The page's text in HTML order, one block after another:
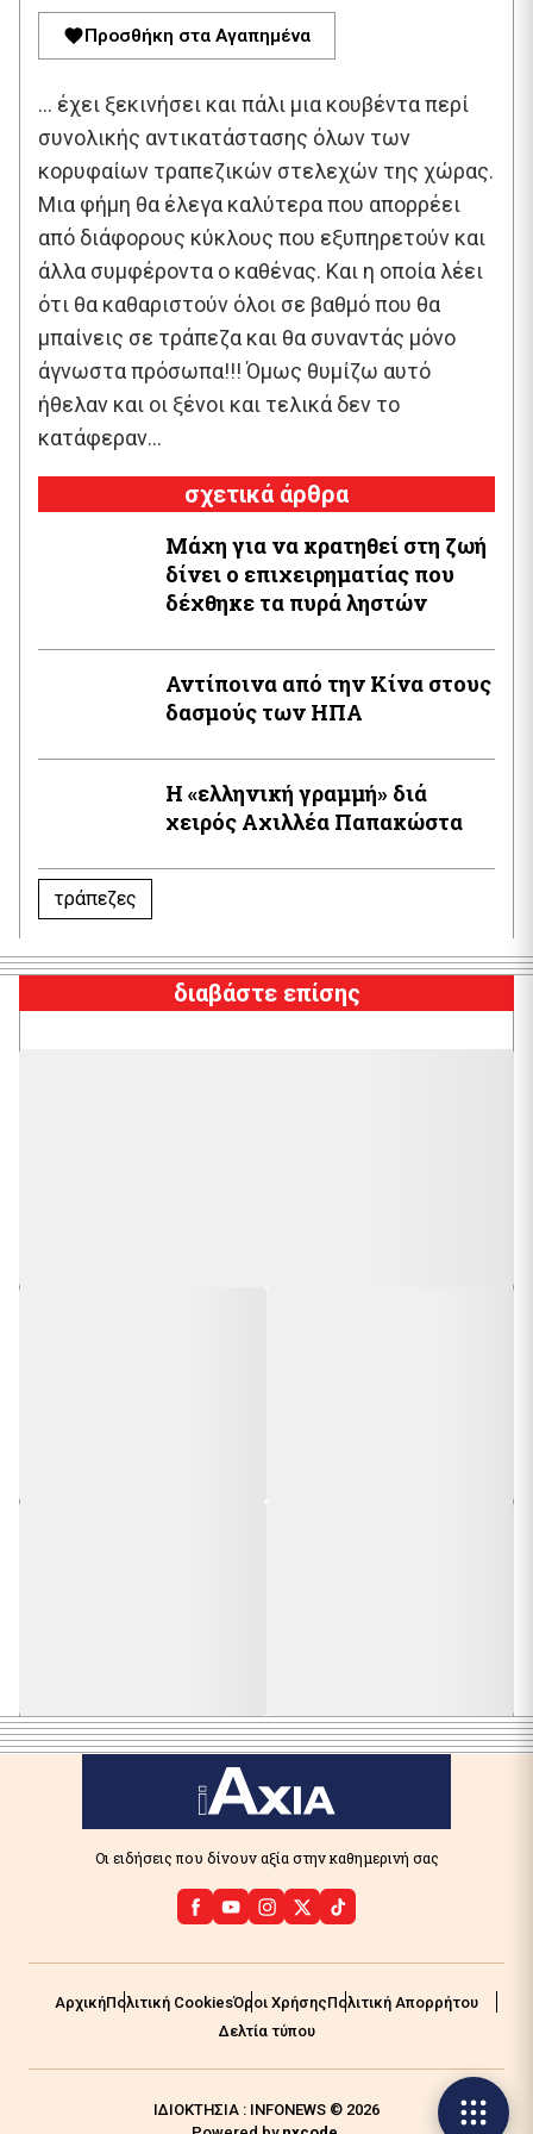
Προσθήκη στα Αγαπημένα
… έχει ξεκινήσει και πάλι μια κουβέντα περί
συνολικής αντικατάστασης όλων των
κορυφαίων τραπεζικών στελεχών της χώρας.
Μια φήμη θα έλεγα καλύτερα που απορρέει
από διάφορους κύκλους που εξυπηρετούν και
άλλα συμφέροντα ο καθένας. Και η οποία λέει
ότι θα καθαριστούν όλοι σε βαθμό που θα
μπαίνεις σε τράπεζα και θα συναντάς μόνο
άγνωστα πρόσωπα!!! Όμως θυμίζω αυτό
ήθελαν και οι ξένοι και τελικά δεν το
κατάφεραν…
σχετικά άρθρα
Μάχη για να κρατηθεί στη ζωή
δίνει ο επιχειρηματίας που
δέχθηκε τα πυρά ληστών
Αντίποινα από την Κίνα στους
δασμούς των ΗΠΑ
Η «ελληνική γραμμή» διά
χειρός Aχιλλέα Παπακώστα
τράπεζες
διαβάστε επίσης
Οι ειδήσεις που δίνουν αξία στην καθημερινή σας
ΑρχικήΠολιτική CookiesΌροι ΧρήσηςΠολιτική Απορρήτου
Δελτία τύπου
ΙΔΙΟΚΤΗΣΙΑ : INFONEWS © 2026